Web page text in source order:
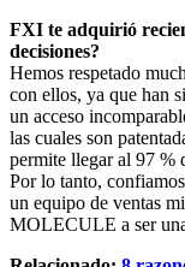
FXI te adquirió
decisiones?
Hemos respetado
con ellos, ya que han
un acceso
las cuales son
permite llegar al 97 %
Por lo tanto,
un equipo de ventas
MOLECULE a ser